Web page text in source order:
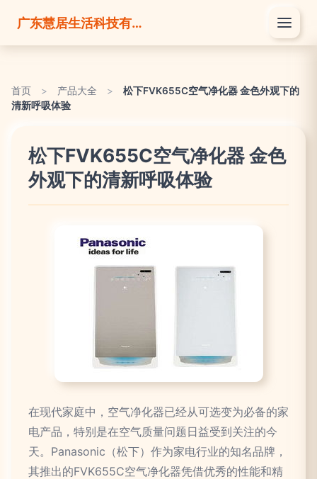
广东慧居生活科技有限公司
首页 > 产品大全 >
松下FVK655C空气净化器 金色外观下的
清新呼吸体验
松下FVK655C空气净化器 金色
外观下的清新呼吸体验
在现代家庭中，空气净化器已经从可选变为必备的家
电产品，特别是在空气质量问题日益受到关注的今
天。Panasonic（松下）作为家电行业的知名品牌，
其推出的FVK655C空气净化器凭借优秀的性能和精